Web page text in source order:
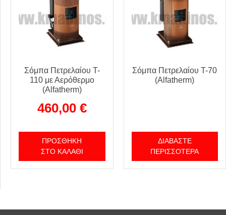
Σόμπα Πετρελαίου T-
110 με Αερόθερμο
(Alfatherm)
460,00 €
ΠΡΟΣΘΉΚΗ
ΣΤΟ ΚΑΛΆΘΙ
Σόμπα Πετρελαίου T-70
(Alfatherm)
ΔΙΑΒΆΣΤΕ
ΠΕΡΙΣΣΌΤΕΡΑ